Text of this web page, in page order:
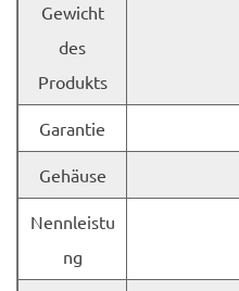
Gewicht
des
Produkts
Garantie
Gehäuse
Nennleistu
ng